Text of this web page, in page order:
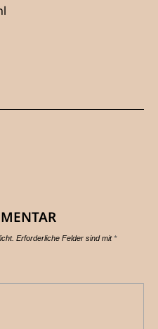
Erforderliche Felder sind mit*